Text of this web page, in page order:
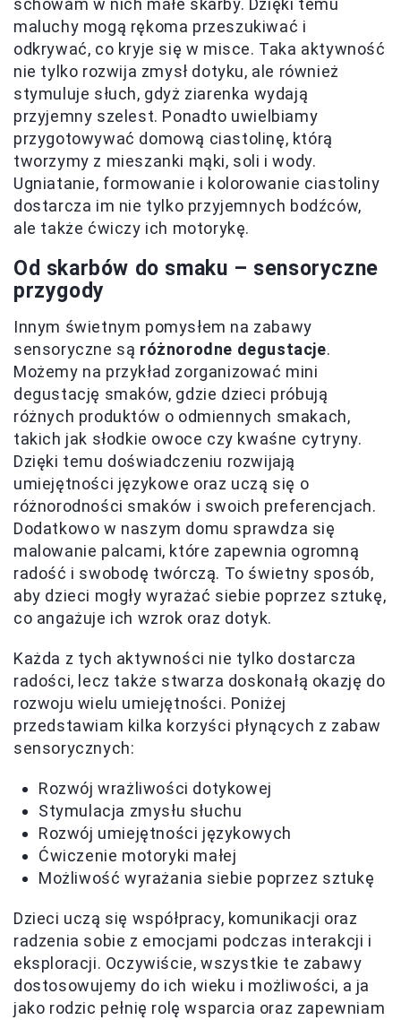
schowam w nich małe skarby. Dzięki temu
maluchy mogą rękoma przeszukiwać i
odkrywać, co kryje się w misce. Taka aktywność
nie tylko rozwija zmysł dotyku, ale również
stymuluje słuch, gdyż ziarenka wydają
przyjemny szelest. Ponadto uwielbiamy
przygotowywać domową ciastolinę, którą
tworzymy z mieszanki mąki, soli i wody.
Ugniatanie, formowanie i kolorowanie ciastoliny
dostarcza im nie tylko przyjemnych bodźców,
ale także ćwiczy ich motorykę.
Od skarbów do smaku – sensoryczne
przygody
Innym świetnym pomysłem na zabawy
sensoryczne są różnorodne degustacje.
Możemy na przykład zorganizować mini
degustację smaków, gdzie dzieci próbują
różnych produktów o odmiennych smakach,
takich jak słodkie owoce czy kwaśne cytryny.
Dzięki temu doświadczeniu rozwijają
umiejętności językowe oraz uczą się o
różnorodności smaków i swoich preferencjach.
Dodatkowo w naszym domu sprawdza się
malowanie palcami, które zapewnia ogromną
radość i swobodę twórczą. To świetny sposób,
aby dzieci mogły wyrażać siebie poprzez sztukę,
co angażuje ich wzrok oraz dotyk.
Każda z tych aktywności nie tylko dostarcza
radości, lecz także stwarza doskonałą okazję do
rozwoju wielu umiejętności. Poniżej
przedstawiam kilka korzyści płynących z zabaw
sensorycznych:
Rozwój wrażliwości dotykowej
Stymulacja zmysłu słuchu
Rozwój umiejętności językowych
Ćwiczenie motoryki małej
Możliwość wyrażania siebie poprzez sztukę
Dzieci uczą się współpracy, komunikacji oraz
radzenia sobie z emocjami podczas interakcji i
eksploracji. Oczywiście, wszystkie te zabawy
dostosowujemy do ich wieku i możliwości, a ja
jako rodzic pełnię rolę wsparcia oraz zapewniam